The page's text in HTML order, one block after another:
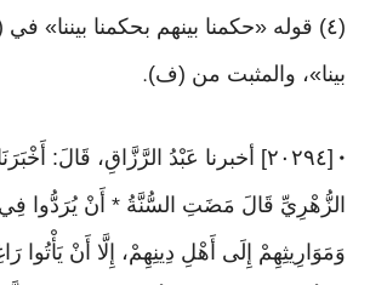
(٤) قوله «حكمنا بينهم بحكمنا بيننا»
بينا»، والمثبت من (ف).
•
[٢٠٢٩٤] أخبرنا عَبْدُ الرَّزَّاقِ، قَالَ:
الزُّهْرِيِّ قَالَ مَضَتِ السُّنَّةُ * أَنْ يُرَدُّوا
وَمَوَارِيثِهِمْ إِلَى أَهْلِ دِينِهِمْ، إِلَّا أَنْ يَأْتُوا